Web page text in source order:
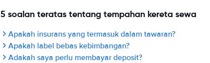
5 soalan teratas tentang tempahan kereta sewa
Apakah insurans yang termasuk dalam tawaran?
Apakah label bebas kebimbangan?
Adakah saya perlu membayar deposit?